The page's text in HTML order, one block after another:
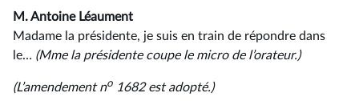
M. Antoine Léaument
Madame la présidente, je suis en train de répondre dans
le… (Mme la présidente coupe le micro de l’orateur.)
(L’amendement no 1682 est adopté.)